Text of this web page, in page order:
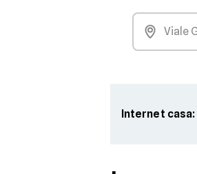
Internet